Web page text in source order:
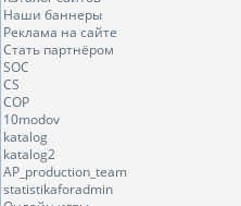
Наши баннеры
Реклама на сайте
Стать партнёром
SOC
CS
COP
10modov
katalog
katalog2
AP_production_team
statistikaforadmin